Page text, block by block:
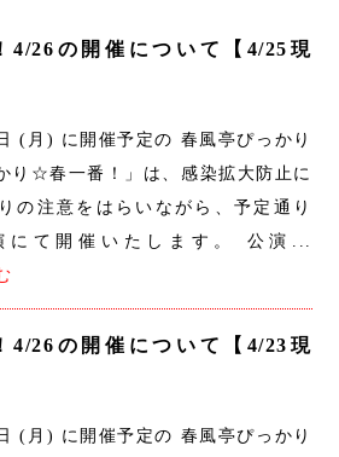
4/26の開催について【4/25現
(月) に開催予定の 春風亭ぴっかり
り☆春一番！」は、感染拡大防止に
の注意をはらいながら、予定通り
にて開催いたします。 公演...
4/26の開催について【4/23現
(月) に開催予定の 春風亭ぴっかり